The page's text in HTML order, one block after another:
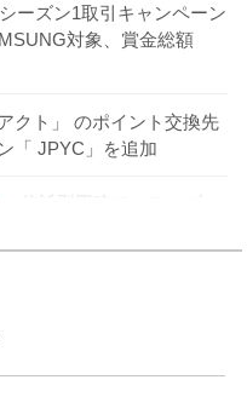
ーズン1取引キャンペーン
対象、賞金総額
アクト」 のポイント交換先
「 JPYC」を追加
信託型円建てステーブル